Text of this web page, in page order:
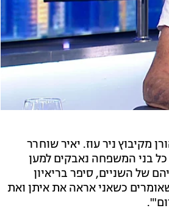
מקיבוץ ניר עוז. יאיר שוחרר
כל בני המשפחה נאבקים למען
של השניים, סיפר בריאיון
כשאני אראה את איתן ואת